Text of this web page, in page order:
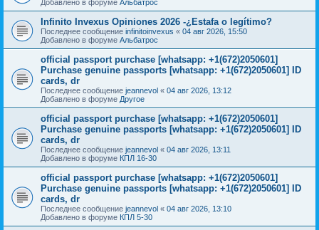
Добавлено в форуме Альбатрос
Infinito Invexus Opiniones 2026 -¿Estafa o legítimo?
Последнее сообщение infinitoinvexus « 04 авг 2026, 15:50
Добавлено в форуме Альбатрос
official passport purchase [whatsapp: +1(672)2050601]
Purchase genuine passports [whatsapp: +1(672)2050601] ID
cards, dr
Последнее сообщение jeannevol « 04 авг 2026, 13:12
Добавлено в форуме Другое
official passport purchase [whatsapp: +1(672)2050601]
Purchase genuine passports [whatsapp: +1(672)2050601] ID
cards, dr
Последнее сообщение jeannevol « 04 авг 2026, 13:11
Добавлено в форуме КПЛ 16-30
official passport purchase [whatsapp: +1(672)2050601]
Purchase genuine passports [whatsapp: +1(672)2050601] ID
cards, dr
Последнее сообщение jeannevol « 04 авг 2026, 13:10
Добавлено в форуме КПЛ 5-30